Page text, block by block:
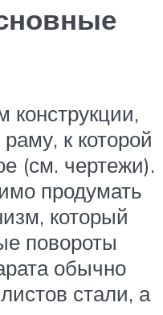
конструкции,
к которой
(см. чертежи).
продумать
который
повороты
обычно
стали, а